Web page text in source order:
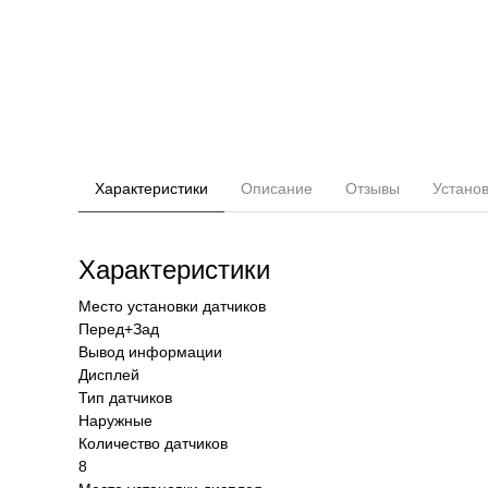
Характеристики Описание Отзывы
Характеристики
Место установки датчиков
Перед+Зад
Вывод информации
Дисплей
Тип датчиков
Наружные
Количество датчиков
8